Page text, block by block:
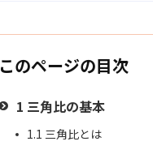
このページの目次
1 三角比の基本
1.1 三角比とは